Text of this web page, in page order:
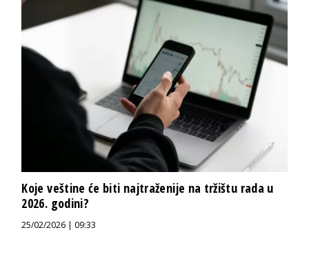
Koje veštine će biti najtraženije na tržištu rada u
2026. godini?
25/02/2026 | 09:33